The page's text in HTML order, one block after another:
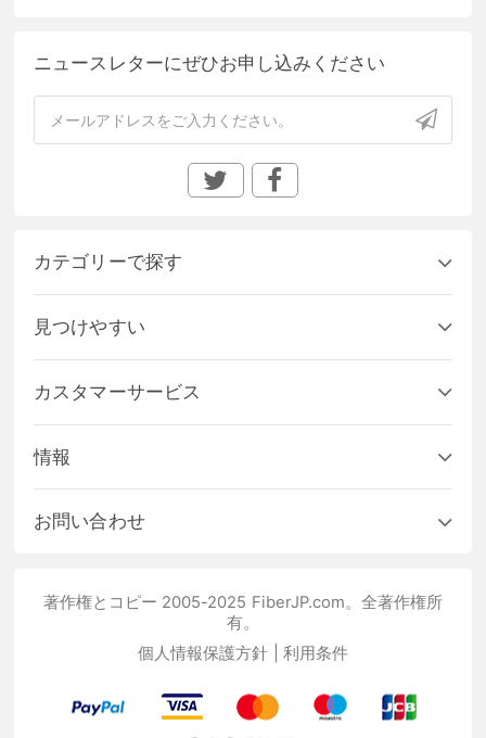
ニュースレターにぜひお申し込みください
カテゴリーで探す
見つけやすい
カスタマーサービス
情報
お問い合わせ
著作権とコピー 2005-2025 FiberJP.com。全著作権所
有。
個人情報保護方針
利用条件